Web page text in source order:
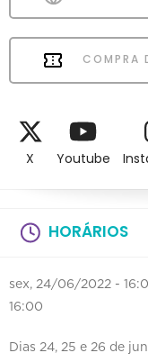
COMPRA
X Youtube
HORÁRIOS
sex, 24/06/2022 -
16:00
Dias 24, 25 e 26 de